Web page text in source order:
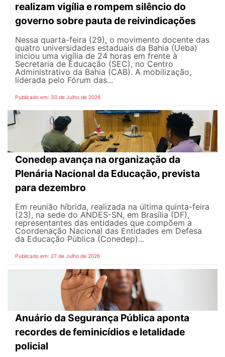
realizam vigília e rompem silêncio do
governo sobre pauta de reivindicações
Nessa quarta-feira (29), o movimento docente das
quatro universidades estaduais da Bahia (Ueba)
iniciou uma vigília de 24 horas em frente à
Secretaria de Educação (SEC), no Centro
Administrativo da Bahia (CAB). A mobilização,
liderada pelo Fórum das...
Publicado em: 30 de Julho de 2026
Conedep avança na organização da
Plenária Nacional da Educação, prevista
para dezembro
Em reunião híbrida, realizada na última quinta-feira
(23), na sede do ANDES-SN, em Brasília (DF),
representantes das entidades que compõem a
Coordenação Nacional das Entidades em Defesa
da Educação Pública (Conedep)...
Publicado em: 27 de Julho de 2026
Anuário da Segurança Pública aponta
recordes de feminicídios e letalidade
policial